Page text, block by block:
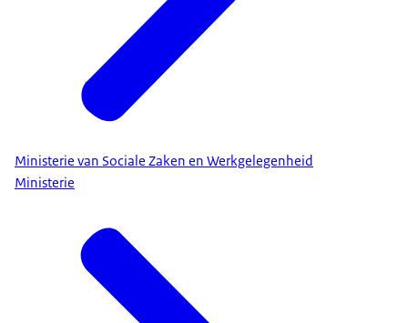
Ministerie van Sociale Zaken en Werkgelegenheid
Ministerie